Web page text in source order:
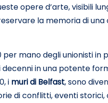
opere d’arte, visibili
la memoria di una
per mano degli unionisti
in una potente
i muri di Belfast, sono
di conflitti, eventi storici,